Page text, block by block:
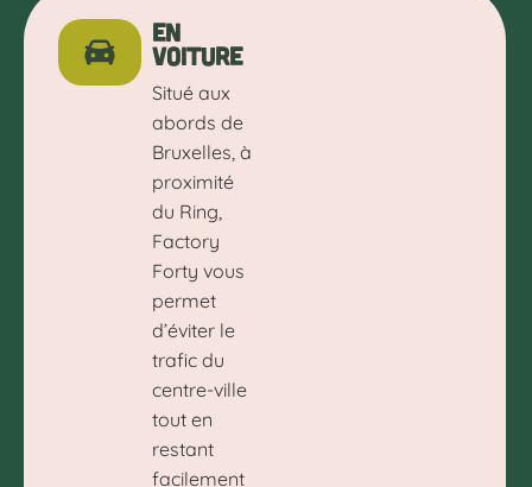
En
voiture
Situé aux
abords de
Bruxelles, à
proximité
du Ring,
Factory
Forty vous
permet
d’éviter le
trafic du
centre-ville
tout en
restant
facilement